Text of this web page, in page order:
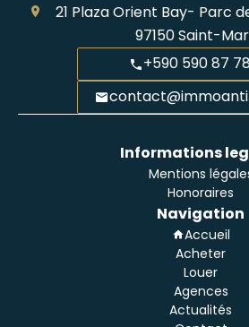
21 Plaza Orient Bay- Parc
97150Saint-
+590 590 87
Informations
Mentions
Honoraires
Navigation
Accueil
Acheter
Louer
Agences
Actualités